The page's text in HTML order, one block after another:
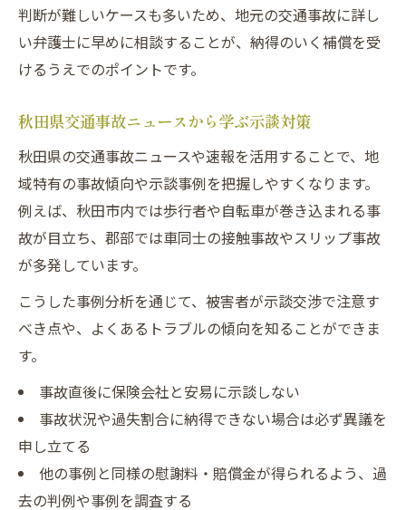
判断が難しいケースも多いため、地元の交通事故に詳し
い弁護士に早めに相談することが、納得のいく補償を受
けるうえでのポイントです。
秋田県交通事故ニュースから学ぶ示談対策
秋田県の交通事故ニュースや速報を活用することで、地
域特有の事故傾向や示談事例を把握しやすくなります。
例えば、秋田市内では歩行者や自転車が巻き込まれる事
故が目立ち、郡部では車同士の接触事故やスリップ事故
が多発しています。
こうした事例分析を通じて、被害者が示談交渉で注意す
べき点や、よくあるトラブルの傾向を知ることができま
す。
事故直後に保険会社と安易に示談しない
事故状況や過失割合に納得できない場合は必ず異議を
申し立てる
他の事例と同様の慰謝料・賠償金が得られるよう、過
去の判例や事例を調査する